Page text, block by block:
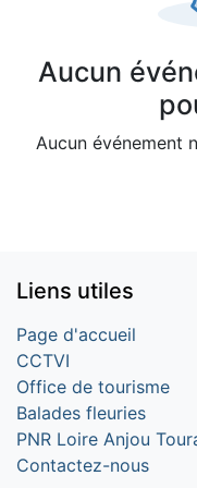
Aucun
Aucun événement
Liens utiles
Page d'accueil
CCTVI
Office de tourisme
Balades fleuries
PNR Loire Anjou
Contactez-nous